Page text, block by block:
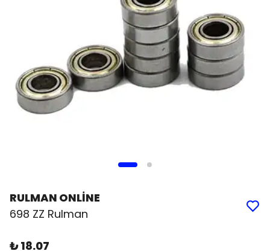
RULMAN ONLİNE
698 ZZ Rulman
₺ 18.07